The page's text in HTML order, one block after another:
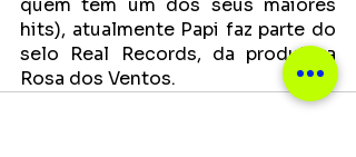
quem tem um dos seus maiores
hits), atualmente Papi faz parte do
selo Real Records, da produtora
Rosa dos Ventos.